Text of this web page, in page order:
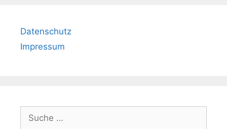
Datenschutz
Impressum
Suche
nach: